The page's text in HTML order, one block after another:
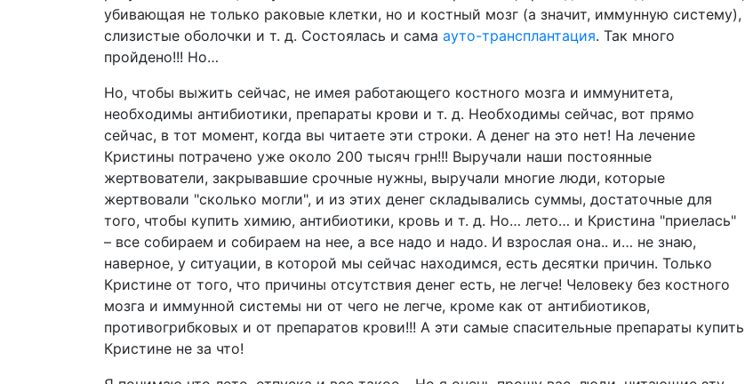
убивающая не только раковые клетки, но и костный мозг (а значит, иммунную систему),
слизистые оболочки и т. д. Состоялась и сама ауто-трансплантация. Так много
пройдено!!! Но…
Но, чтобы выжить сейчас, не имея работающего костного мозга и иммунитета,
необходимы антибиотики, препараты крови и т. д. Необходимы сейчас, вот прямо
сейчас, в тот момент, когда вы читаете эти строки. А денег на это нет! На лечение
Кристины потрачено уже около 200 тысяч грн!!! Выручали наши постоянные
жертвователи, закрывавшие срочные нужны, выручали многие люди, которые
жертвовали "сколько могли", и из этих денег складывались суммы, достаточные для
того, чтобы купить химию, антибиотики, кровь и т. д. Но… лето… и Кристина "приелась"
– все собираем и собираем на нее, а все надо и надо. И взрослая она.. и… не знаю,
наверное, у ситуации, в которой мы сейчас находимся, есть десятки причин. Только
Кристине от того, что причины отсутствия денег есть, не легче! Человеку без костного
мозга и иммунной системы ни от чего не легче, кроме как от антибиотиков,
противогрибковых и от препаратов крови!!! А эти самые спасительные препараты купить
Кристине не за что!